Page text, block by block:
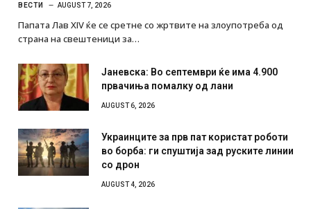
ВЕСТИ AUGUST 7, 2026
Папата Лав XIV ќе се сретне со жртвите на злоупотреба од
страна на свештеници за…
Јаневска: Во септември ќе има 4.900
првачиња помалку од лани
AUGUST 6, 2026
Украинците за прв пат користат роботи
во борба: ги спуштија зад руските линии
со дрон
AUGUST 4, 2026